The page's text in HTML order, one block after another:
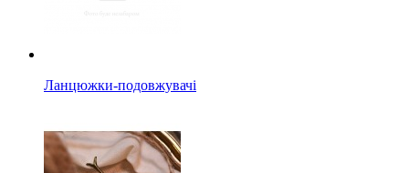
Ланцюжки-подовжувачі